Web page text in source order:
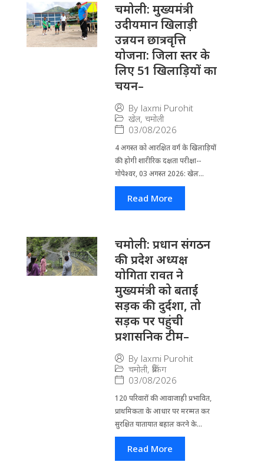
चमोली: मुख्यमंत्री
उदीयमान खिलाड़ी
उन्नयन छात्रवृत्ति
योजना: जिला स्तर के
लिए 51 खिलाड़ियों का
चयन–
By laxmi Purohit
खेल, चमोली
03/08/2026
4 अगस्त को आरक्षित वर्ग के खिलाड़ियों
की होगी शारीरिक दक्षता परीक्षा--
गोपेश्वर, 03 अगस्त 2026: खेल...
Read More
चमोली: प्रधान संगठन
की प्रदेश अध्यक्ष
योगिता रावत ने
मुख्यमंत्री को बताई
सड़क की दुर्दशा, तो
सड़क पर पहुंची
प्रशासनिक टीम–
By laxmi Purohit
चमोली, ब्रेकिंग
03/08/2026
120 परिवारों की आवाजाही प्रभावित,
प्राथमिकता के आधार पर मरम्मत कर
सुरक्षित यातायात बहाल करने के...
Read More